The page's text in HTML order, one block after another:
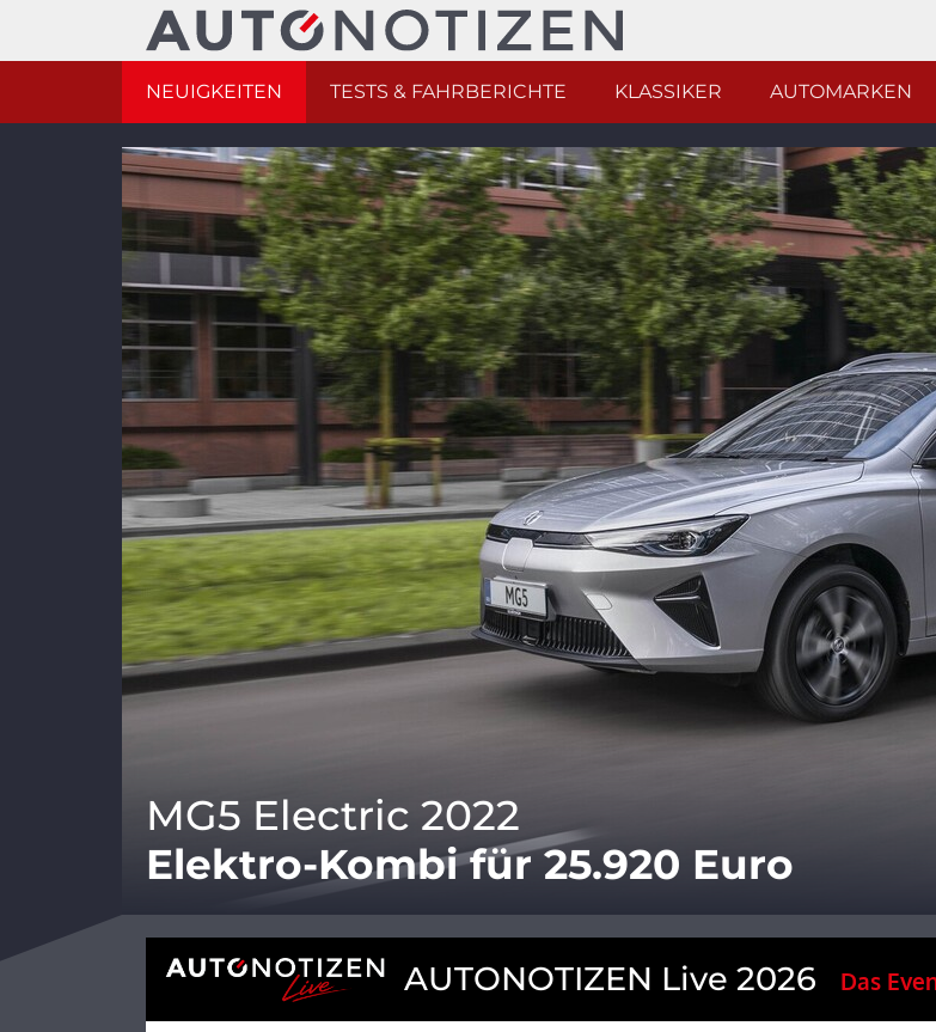
NEUIGKEITEN TESTS & FAHRBERICHTE KLASSIKER AUTOMARKEN
MG5 Electric 2022
Elektro-Kombi für 25.920 Euro
AUTONOTIZEN Live 2026 Das